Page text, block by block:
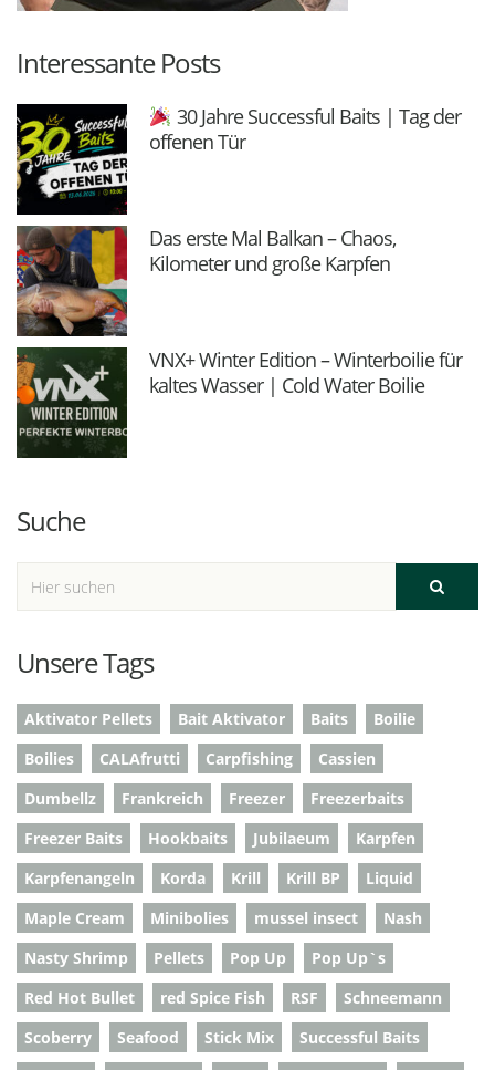
Interessante Posts
30 Jahre Successful Baits | Tag der
offenen Tür
Das erste Mal Balkan – Chaos,
Kilometer und große Karpfen
VNX+ Winter Edition – Winterboilie für
kaltes Wasser | Cold Water Boilie
Suche
Unsere Tags
Aktivator Pellets Bait Aktivator Baits
Boilie
Boilies
CALAfrutti Carpfishing
Cassien
Dumbellz
Frankreich Freezer
Freezerbaits
Freezer Baits
Hookbaits Jubilaeum
Karpfen
Karpfenangeln
Korda Krill Krill BP
Liquid
Maple Cream
Minibolies mussel insect
Nash
Nasty Shrimp
Pellets Pop Up
Pop Up`s
Red Hot Bullet
red Spice Fish RSF
Schneemann
Scoberry
Seafood Stick Mix
Successful Baits